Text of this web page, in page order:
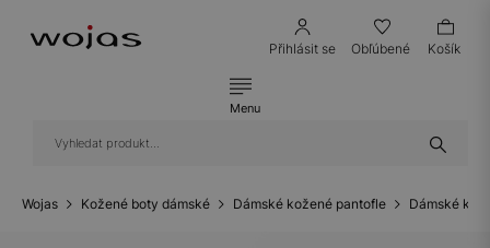
Přihlásit se Obľúbené Košík
Menu
Wojas Kožené boty dámské Dámské kožené pantofle Dámské